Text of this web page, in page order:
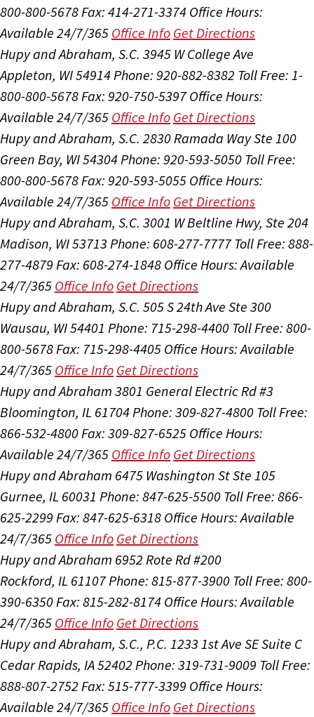
800-800-5678Fax: 414-271-3374 Office Hours:
Available 24/7/365 Office Info Get Directions
Hupy and Abraham, S.C. 3945 W College Ave
Appleton, WI 54914Phone: 920-882-8382 Toll Free: 1-
800-800-5678Fax: 920-750-5397 Office Hours:
Available 24/7/365 Office Info Get Directions
Hupy and Abraham, S.C. 2830 Ramada Way Ste 100
Green Bay, WI 54304Phone: 920-593-5050 Toll Free:
800-800-5678Fax: 920-593-5055 Office Hours:
Available 24/7/365 Office Info Get Directions
Hupy and Abraham, S.C. 3001 W Beltline Hwy, Ste 204
Madison, WI 53713 Phone: 608-277-7777 Toll Free: 888-
277-4879 Fax: 608-274-1848 Office Hours:Available
24/7/365 Office Info Get Directions
Hupy and Abraham, S.C. 505 S 24th Ave Ste 300
Wausau, WI 54401 Phone: 715-298-4400 Toll Free: 800-
800-5678Fax: 715-298-4405 Office Hours:Available
24/7/365 Office Info Get Directions
Hupy and Abraham 3801 General Electric Rd #3
Bloomington, IL 61704Phone: 309-827-4800 Toll Free:
866-532-4800Fax: 309-827-6525 Office Hours:
Available 24/7/365 Office Info Get Directions
Hupy and Abraham 6475 Washington St Ste 105
Gurnee, IL 60031 Phone: 847-625-5500 Toll Free: 866-
625-2299 Fax: 847-625-6318 Office Hours:Available
24/7/365 Office Info Get Directions
Hupy and Abraham 6952 Rote Rd #200
Rockford, IL 61107Phone: 815-877-3900 Toll Free: 800-
390-6350Fax: 815-282-8174 Office Hours:Available
24/7/365 Office Info Get Directions
Hupy and Abraham, S.C., P.C. 1233 1st Ave SE Suite C
Cedar Rapids, IA 52402 Phone: 319-731-9009 Toll Free:
888-807-2752 Fax: 515-777-3399 Office Hours:
Available 24/7/365 Office Info Get Directions